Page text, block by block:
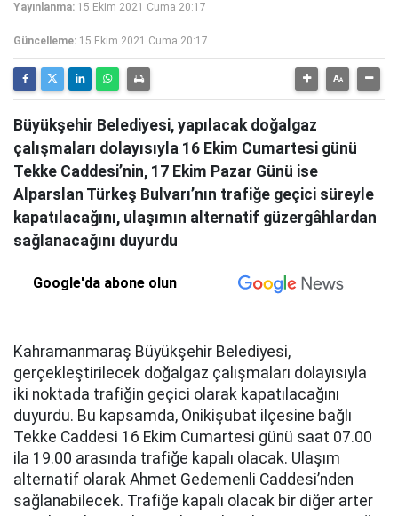
Yayınlanma: 15 Ekim 2021 Cuma 20:17
Güncelleme: 15 Ekim 2021 Cuma 20:17
Büyükşehir Belediyesi, yapılacak doğalgaz
çalışmaları dolayısıyla 16 Ekim Cumartesi günü
Tekke Caddesi’nin, 17 Ekim Pazar Günü ise
Alparslan Türkeş Bulvarı’nın trafiğe geçici süreyle
kapatılacağını, ulaşımın alternatif güzergâhlardan
sağlanacağını duyurdu
Google'da abone olun
Kahramanmaraş Büyükşehir Belediyesi,
gerçekleştirilecek doğalgaz çalışmaları dolayısıyla
iki noktada trafiğin geçici olarak kapatılacağını
duyurdu. Bu kapsamda, Onikişubat ilçesine bağlı
Tekke Caddesi 16 Ekim Cumartesi günü saat 07.00
ila 19.00 arasında trafiğe kapalı olacak. Ulaşım
alternatif olarak Ahmet Gedemenli Caddesi’nden
sağlanabilecek. Trafiğe kapalı olacak bir diğer arter